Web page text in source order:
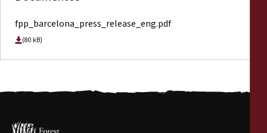
fpp_barcelona_press_release_eng.pdf
(80 kB)